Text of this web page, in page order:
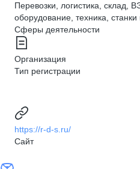
Перевозки, логистика,
оборудование, техника,
Сферы деятельности
Организация
Тип регистрации
https://r-d-s.ru/
Сайт